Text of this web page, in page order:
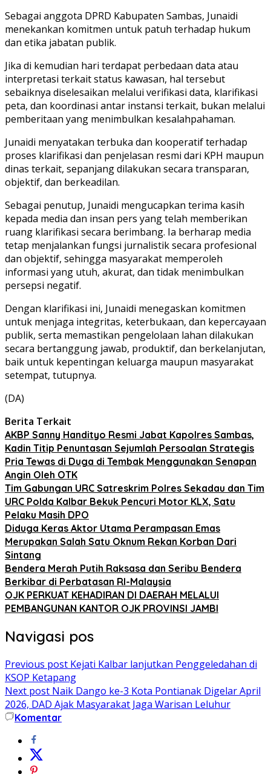
Sebagai anggota DPRD Kabupaten Sambas, Junaidi
menekankan komitmen untuk patuh terhadap hukum
dan etika jabatan publik.
Jika di kemudian hari terdapat perbedaan data atau
interpretasi terkait status kawasan, hal tersebut
sebaiknya diselesaikan melalui verifikasi data, klarifikasi
peta, dan koordinasi antar instansi terkait, bukan melalui
pemberitaan yang menimbulkan kesalahpahaman.
Junaidi menyatakan terbuka dan kooperatif terhadap
proses klarifikasi dan penjelasan resmi dari KPH maupun
dinas terkait, sepanjang dilakukan secara transparan,
objektif, dan berkeadilan.
Sebagai penutup, Junaidi mengucapkan terima kasih
kepada media dan insan pers yang telah memberikan
ruang klarifikasi secara berimbang. Ia berharap media
tetap menjalankan fungsi jurnalistik secara profesional
dan objektif, sehingga masyarakat memperoleh
informasi yang utuh, akurat, dan tidak menimbulkan
persepsi negatif.
Dengan klarifikasi ini, Junaidi menegaskan komitmen
untuk menjaga integritas, keterbukaan, dan kepercayaan
publik, serta memastikan pengelolaan lahan dilakukan
secara bertanggung jawab, produktif, dan berkelanjutan,
baik untuk kepentingan keluarga maupun masyarakat
setempat, tutupnya.
(DA)
Berita Terkait
AKBP Sanny Handityo Resmi Jabat Kapolres Sambas,
Kadin Titip Penuntasan Sejumlah Persoalan Strategis
Pria Tewas di Duga di Tembak Menggunakan Senapan
Angin Oleh OTK
Tim Gabungan URC Satreskrim Polres Sekadau dan Tim
URC Polda Kalbar Bekuk Pencuri Motor KLX, Satu
Pelaku Masih DPO
Diduga Keras Aktor Utama Perampasan Emas
Merupakan Salah Satu Oknum Rekan Korban Dari
Sintang
Bendera Merah Putih Raksasa dan Seribu Bendera
Berkibar di Perbatasan RI-Malaysia
OJK PERKUAT KEHADIRAN DI DAERAH MELALUI
PEMBANGUNAN KANTOR OJK PROVINSI JAMBI
Navigasi pos
Previous post Kejati Kalbar lanjutkan Penggeledahan di
KSOP Ketapang
Next post Naik Dango ke-3 Kota Pontianak Digelar April
2026, DAD Ajak Masyarakat Jaga Warisan Leluhur
Komentar